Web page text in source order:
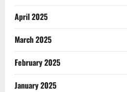
April 2025
March 2025
February 2025
January 2025